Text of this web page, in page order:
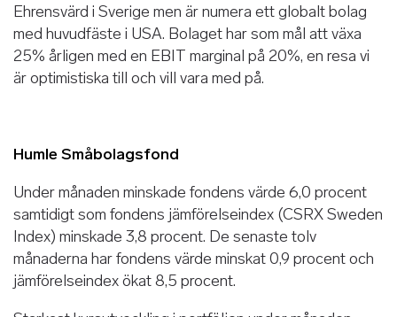
Ehrensvärd i Sverige men är numera ett globalt bolag
med huvudfäste i USA. Bolaget har som mål att växa
25% årligen med en EBIT marginal på 20%, en resa vi
är optimistiska till och vill vara med på.
Humle Småbolagsfond
Under månaden minskade fondens värde 6,0 procent
samtidigt som fondens jämförelseindex (CSRX Sweden
Index) minskade 3,8 procent. De senaste tolv
månaderna har fondens värde minskat 0,9 procent och
jämförelseindex ökat 8,5 procent.